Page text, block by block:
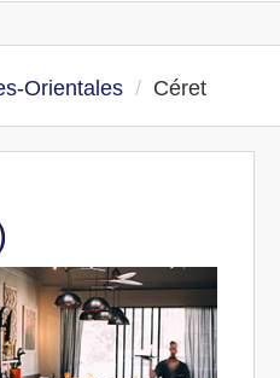
Orientales Céret